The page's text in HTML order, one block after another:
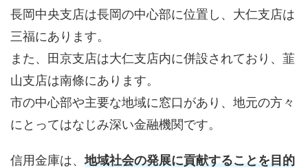
長岡中央支店は長岡の中心部に位置し、大仁支店は
三福にあります。
また、田京支店は大仁支店内に併設されており、韮
山支店は南條にあります。
市の中心部や主要な地域に窓口があり、地元の方々
にとってはなじみ深い金融機関です。
信用金庫は、地域社会の発展に貢献することを目的